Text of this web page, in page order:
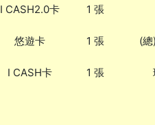
I CASH2.0卡 1 張
悠遊卡 1 張 (
I CASH卡 1 張